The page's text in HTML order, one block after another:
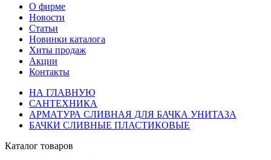
О фирме
Новости
Статьи
Новинки каталога
Хиты продаж
Акции
Контакты
НА ГЛАВНУЮ
САНТЕХНИКА
АРМАТУРА СЛИВНАЯ ДЛЯ БАЧКА УНИТАЗА
БАЧКИ СЛИВНЫЕ ПЛАСТИКОВЫЕ
Каталог товаров